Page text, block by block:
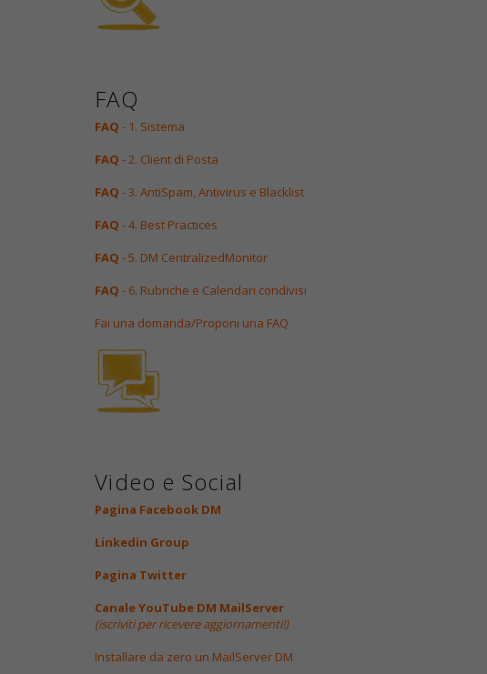
FAQ
FAQ - 1. Sistema
FAQ - 2. Client di Posta
FAQ - 3. AntiSpam, Antivirus e Blacklist
FAQ - 4. Best Practices
FAQ - 5. DM CentralizedMonitor
FAQ - 6. Rubriche e Calendari condivisi
Fai una domanda/Proponi una FAQ
Video e Social
Pagina Facebook DM
Linkedin Group
Pagina Twitter
Canale YouTube DM MailServer
(iscriviti per ricevere aggiornamenti!)
Installare da zero un MailServer DM